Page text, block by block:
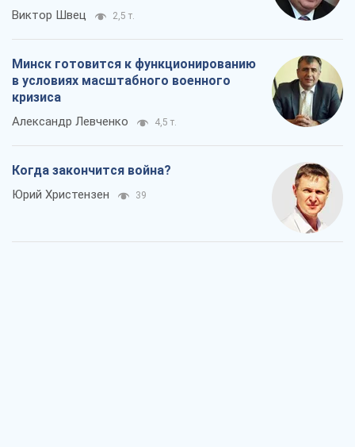
Виктор Швец 2,5 т.
Минск готовится к функционированию
в условиях масштабного военного
кризиса
Александр Левченко 4,5 т.
Когда закончится война?
Юрий Христензен 39